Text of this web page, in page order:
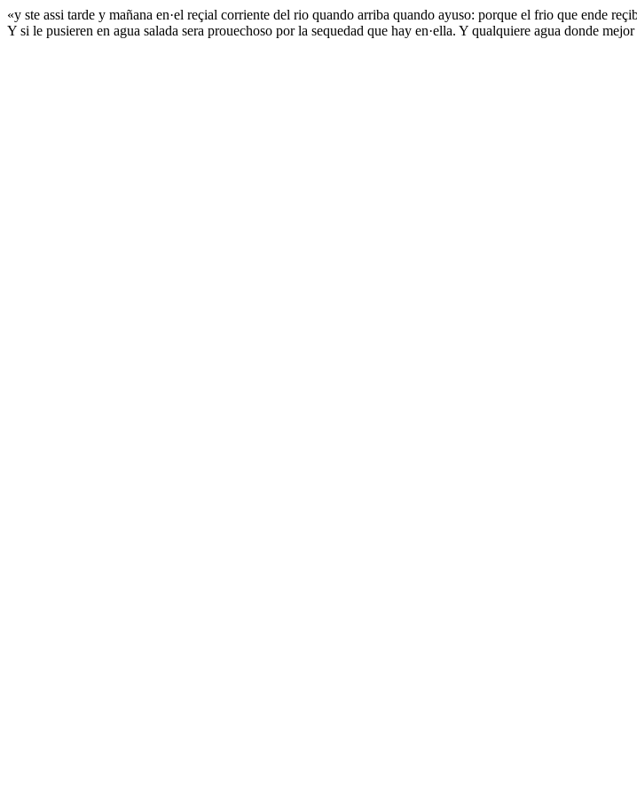
«y ste assi tarde y mañana en·el reçial corriente del rio quando arriba quando ayuso: porque el frio que ende
Y si le pusieren en agua salada sera prouechoso por la sequedad que hay en·ella. Y qualquiere agua donde